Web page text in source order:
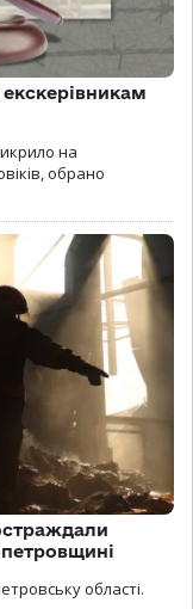
на
обрано
області.